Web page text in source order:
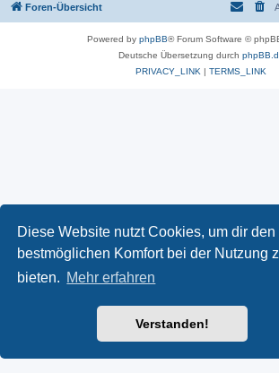
Diese Website nutzt Cookies, um dir den
bestmöglichen Komfort bei der Nutzung
bieten. Mehr erfahren
Verstanden!
Foren-Übersicht
Powered by phpBB® Forum Software ©
Deutsche Übersetzung durch
PRIVACY_LINK | TERMS_LINK